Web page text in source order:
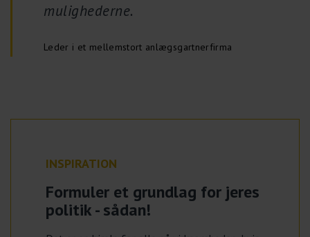
mulighederne.
Leder i et mellemstort anlægsgartnerfirma
INSPIRATION
Formuler et grundlag for jeres
politik - sådan!